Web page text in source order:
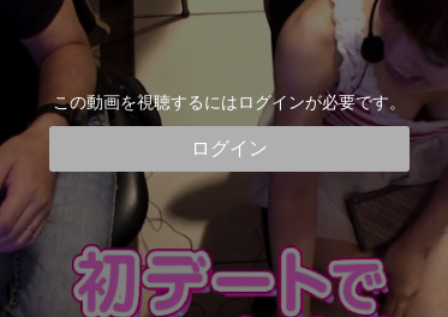
この動画を視聴するにはログインが必要です。
ログイン